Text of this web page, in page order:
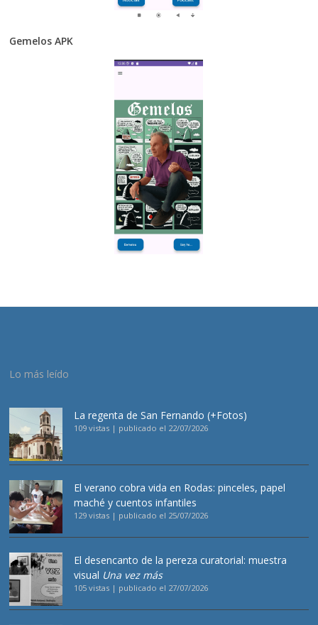
Gemelos APK
Lo más leído
La regenta de San Fernando (+Fotos)
109 vistas | publicado el 22/07/2026
El verano cobra vida en Rodas: pinceles, papel
maché y cuentos infantiles
129 vistas | publicado el 25/07/2026
El desencanto de la pereza curatorial: muestra
visual Una vez más
105 vistas | publicado el 27/07/2026